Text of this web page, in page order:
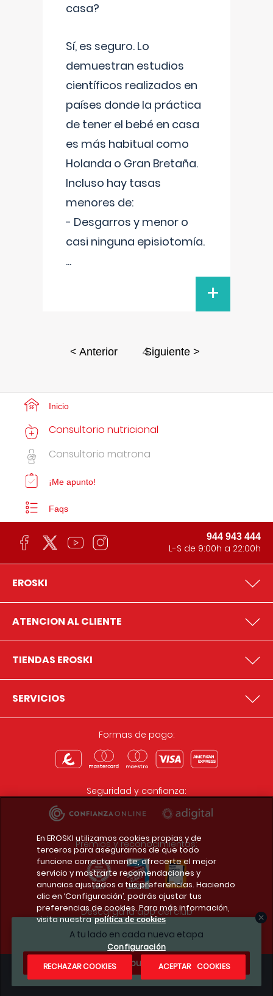
casa?
Sí, es seguro. Lo
demuestran estudios
científicos realizados en
países donde la práctica
de tener el bebé en casa
es más habitual como
Holanda o Gran Bretaña.
Incluso hay tasas
menores de:
- Desgarros y menor o
casi ninguna episiotomía.
...
+
< Anterior 4
Siguiente >
A tu lado en cada nueva etapa
¿Te apuntas?
Inicio
Consultorio nutricional
Consultorio matrona
¡Me apunto!
Faqs
944 943 444
L-S de 9:00h a 22:00h
EROSKI
ATENCION AL CLIENTE
TIENDAS EROSKI
SERVICIOS
Formas de pago:
Seguridad y confianza:
Premios y reconocimientos:
Descarga la app del club
Condiciones legales
En EROSKI utilizamos cookies propias y de
terceros para asegurarnos de que todo
funcione correctamente, ofrecerte el mejor
servicio y mostrarte recomendaciones y
anuncios ajustados a tus preferencias. Haciendo
clic en ‘Configuración’, podrás ajustar tus
preferencias de cookies. Para más información,
visita nuestra política de cookies
Configuración
RECHAZAR COOKIES
ACEPTAR COOKIES